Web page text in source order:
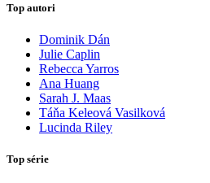
Top autori
Dominik Dán
Julie Caplin
Rebecca Yarros
Ana Huang
Sarah J. Maas
Táňa Keleová Vasilková
Lucinda Riley
Top série